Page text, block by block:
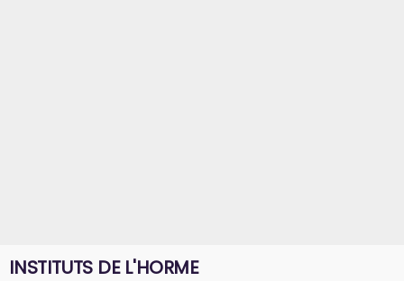
INSTITUTS DE L'HORME